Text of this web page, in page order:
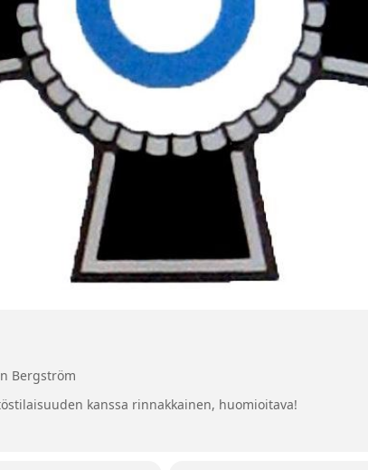
Bergström
kanssa rinnakkainen, huomioitava!